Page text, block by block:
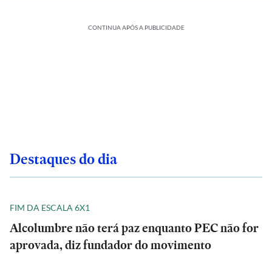
CONTINUA APÓS A PUBLICIDADE
Destaques do dia
FIM DA ESCALA 6X1
Alcolumbre não terá paz enquanto PEC não for
aprovada, diz fundador do movimento